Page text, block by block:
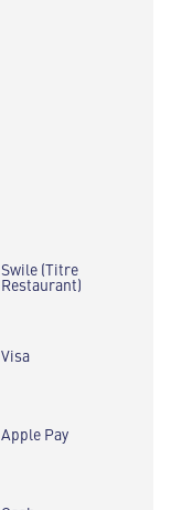
Swile (Titre
Restaurant)
Visa
Apple Pay